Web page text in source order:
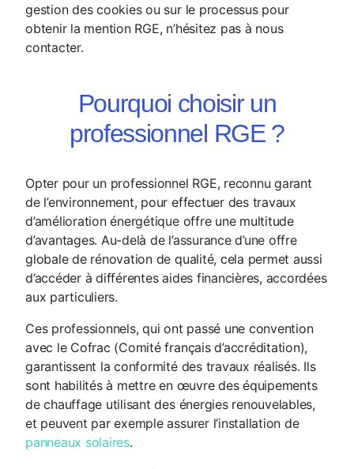
gestion des cookies ou sur le processus pour
obtenir la mention RGE, n’hésitez pas à nous
contacter.
Pourquoi choisir un
professionnel RGE ?
Opter pour un professionnel RGE, reconnu garant
de l’environnement, pour effectuer des travaux
d’amélioration énergétique offre une multitude
d’avantages. Au-delà de l’assurance d’une offre
globale de rénovation de qualité, cela permet aussi
d’accéder à différentes aides financières, accordées
aux particuliers.
Ces professionnels, qui ont passé une convention
avec le Cofrac (Comité français d’accréditation),
garantissent la conformité des travaux réalisés. Ils
sont habilités à mettre en œuvre des équipements
de chauffage utilisant des énergies renouvelables,
et peuvent par exemple assurer l’installation de
panneaux solaires.